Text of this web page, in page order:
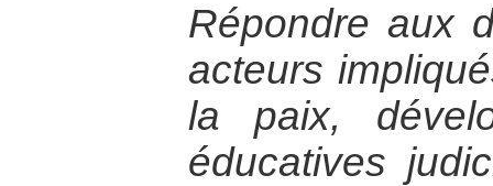
Répondre aux
acteurs
la paix,
éducatives